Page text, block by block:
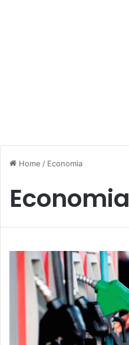
Home / Economia
Economia